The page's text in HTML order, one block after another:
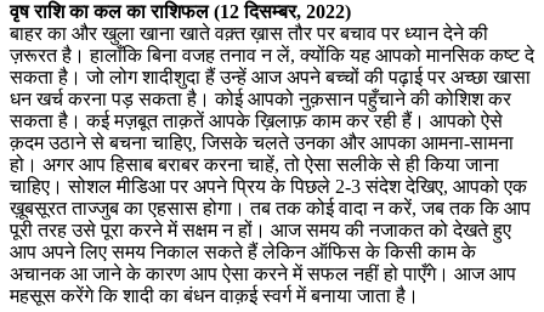
वृष राशि का कल का राशिफल (12 दिसम्बर, 2022)
बाहर का और खुला खाना खाते वक़्त ख़ास तौर पर बचाव पर ध्यान देने की
ज़रूरत है। हालाँकि बिना वजह तनाव न लें, क्योंकि यह आपको मानसिक कष्ट दे
सकता है। जो लोग शादीशुदा हैं उन्हें आज अपने बच्चों की पढ़ाई पर अच्छा खासा
धन खर्च करना पड़ सकता है। कोई आपको नुक़सान पहुँचाने की कोशिश कर
सकता है। कई मज़बूत ताक़तें आपके ख़िलाफ़ काम कर रही हैं। आपको ऐसे
क़दम उठाने से बचना चाहिए, जिसके चलते उनका और आपका आमना-सामना
हो। अगर आप हिसाब बराबर करना चाहें, तो ऐसा सलीके से ही किया जाना
चाहिए। सोशल मीडिआ पर अपने प्रिय के पिछले 2-3 संदेश देखिए, आपको एक
ख़ूबसूरत ताज्जुब का एहसास होगा। तब तक कोई वादा न करें, जब तक कि आप
पूरी तरह उसे पूरा करने में सक्षम न हों। आज समय की नजाकत को देखते हुए
आप अपने लिए समय निकाल सकते हैं लेकिन ऑफिस के किसी काम के
अचानक आ जाने के कारण आप ऐसा करने में सफल नहीं हो पाएँगे। आज आप
महसूस करेंगे कि शादी का बंधन वाक़ई स्वर्ग में बनाया जाता है।